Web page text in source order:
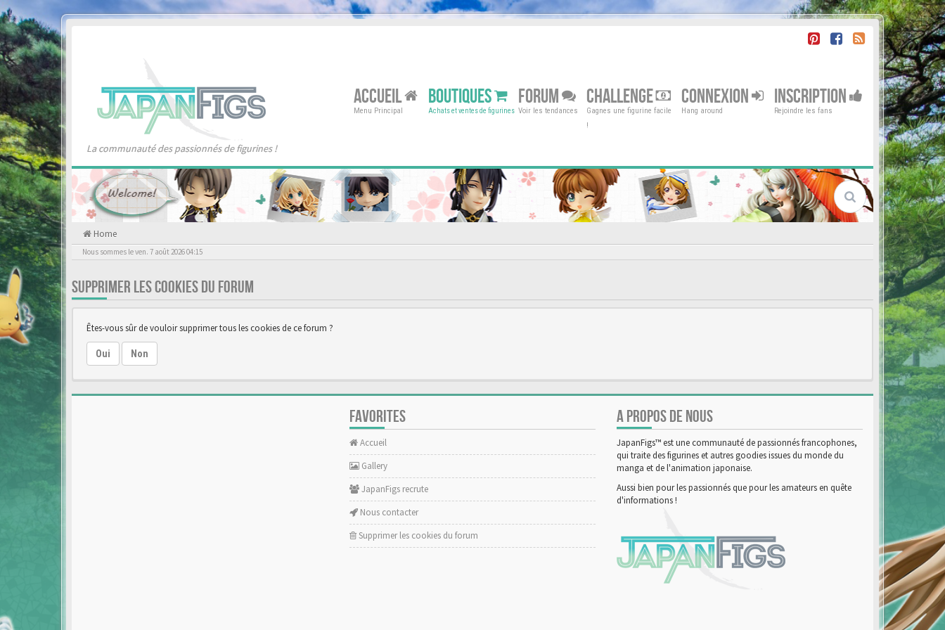
La communauté des passionnés de figurines !
ACCUEIL
Menu Principal
BOUTIQUES
Achats et ventes de figurines
FORUM
Voir les tendances
CHALLENGE
Gagnes une figurine facile
!
CONNEXION
Hang around
INSCRIPTION
Rejoindre les fans
Home
Nous sommes le ven. 7 août 2026 04:15
SUPPRIMER LES COOKIES DU FORUM
Êtes-vous sûr de vouloir supprimer tous les cookies de ce forum ?
Oui Non
FAVORITES
Accueil
Gallery
JapanFigs recrute
Nous contacter
Supprimer les cookies du forum
A PROPOS DE NOUS
JapanFigs™ est une communauté de passionnés francophones,
qui traite des figurines et autres goodies issues du monde du
manga et de l'animation japonaise.
Aussi bien pour les passionnés que pour les amateurs en quête
d'informations !